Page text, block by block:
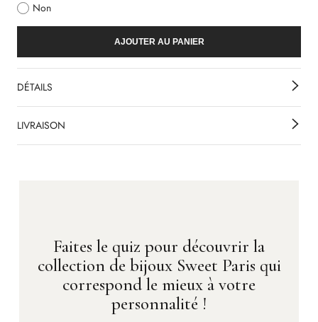
Non
AJOUTER AU PANIER
DÉTAILS
LIVRAISON
Faites le quiz pour découvrir la
collection de bijoux Sweet Paris qui
correspond le mieux à votre
personnalité !